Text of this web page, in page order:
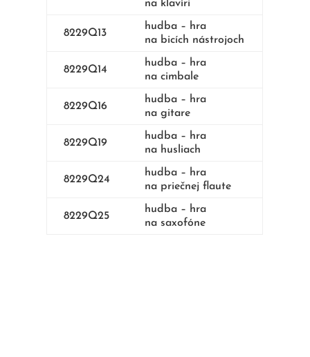
na klavíri
8229Q13
hudba – hra
na bicích nástrojoch
8229Q14
hudba – hra
na cimbale
8229Q16
hudba – hra
na gitare
8229Q19
hudba – hra
na husliach
8229Q24
hudba – hra
na priečnej flaute
8229Q25
hudba – hra
na saxofóne